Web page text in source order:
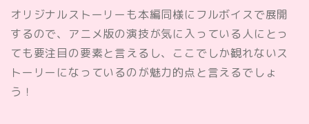
オリジナルストーリーも本編同様にフルボイスで展開
するので、アニメ版の演技が気に入っている人にとっ
ても要注目の要素と言えるし、ここでしか観れないス
トーリーになっているのが魅力的点と言えるでしょ
う！